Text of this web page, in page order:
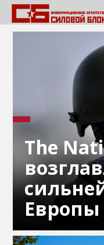
The
Европы